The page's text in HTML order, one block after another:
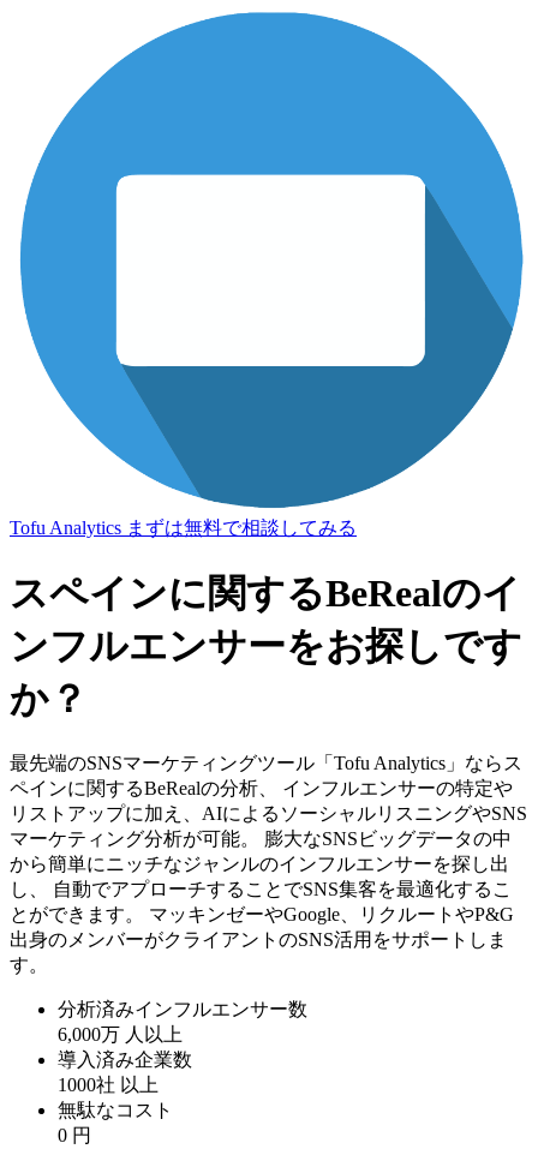
Tofu Analytics まずは無料で相談してみる
スペインに関するBeRealのイ
ンフルエンサーをお探しです
か？
最先端のSNSマーケティングツール「Tofu Analytics」ならス
ペインに関するBeRealの分析、 インフルエンサーの特定や
リストアップに加え、AIによるソーシャルリスニングやSNS
マーケティング分析が可能。 膨大なSNSビッグデータの中
から簡単にニッチなジャンルのインフルエンサーを探し出
し、 自動でアプローチすることでSNS集客を最適化するこ
とができます。 マッキンゼーやGoogle、リクルートやP&G
出身のメンバーがクライアントのSNS活用をサポートしま
す。
分析済みインフルエンサー数
6,000万 人以上
導入済み企業数
1000社 以上
無駄なコスト
0 円